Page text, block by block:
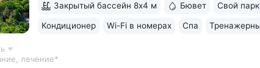
леса, у подножия горы Бештау. Тишина и покой.
деревьями, беседками, чистым воздухом,
Закрытый бассейн 8х4 м Бювет Свой парк
Кондиционер Wi-Fi в номерах Спа
лечение*